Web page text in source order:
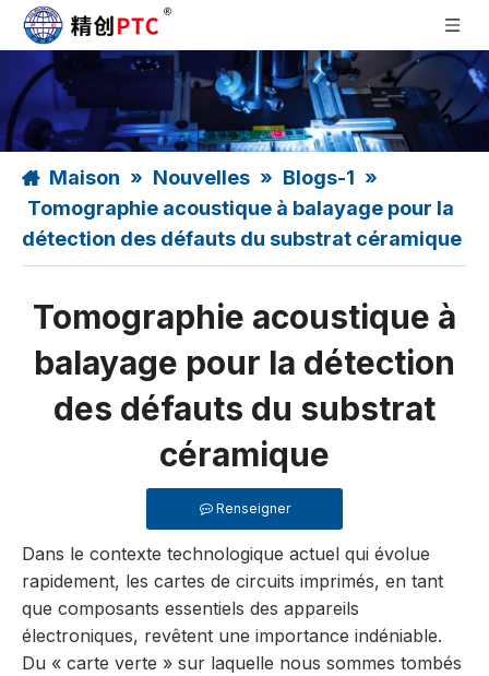
Maison » Nouvelles » Blogs-1 »
Tomographie acoustique à balayage pour la
détection des défauts du substrat céramique
Tomographie acoustique à
balayage pour la détection
des défauts du substrat
céramique
Renseigner
Dans le contexte technologique actuel qui évolue
rapidement, les cartes de circuits imprimés, en tant
que composants essentiels des appareils
électroniques, revêtent une importance indéniable.
Du « carte verte » sur laquelle nous sommes tombés